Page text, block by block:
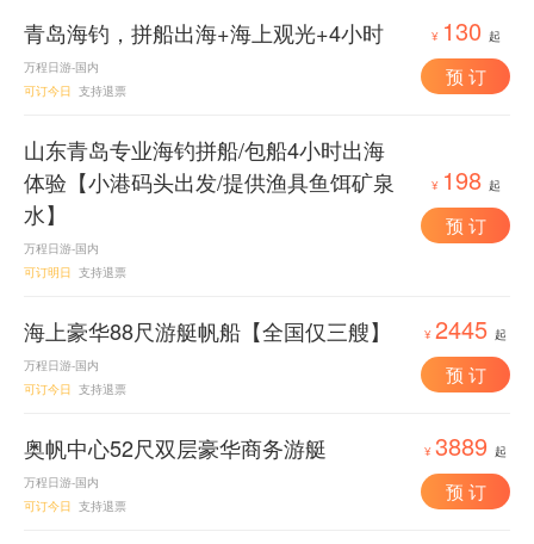
青岛海钓，拼船出海+海上观光+4小时
万程日游-国内
可订今日 支持退票
¥ 130 起
预 订
山东青岛专业海钓拼船/包船4小时出海
体验【小港码头出发/提供渔具鱼饵矿泉
水】
万程日游-国内
可订明日 支持退票
¥ 198 起
预 订
海上豪华88尺游艇帆船【全国仅三艘】
万程日游-国内
可订今日 支持退票
¥ 2445 起
预 订
奥帆中心52尺双层豪华商务游艇
万程日游-国内
可订今日 支持退票
¥ 3889 起
预 订